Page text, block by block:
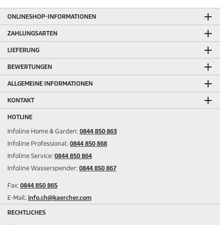
ONLINESHOP-INFORMATIONEN
ZAHLUNGSARTEN
LIEFERUNG
BEWERTUNGEN
ALLGEMEINE INFORMATIONEN
KONTAKT
HOTLINE
Infoline Home & Garden: 0844 850 863
Infoline Professional: 0844 850 868
Infoline Service: 0844 850 864
Infoline Wasserspender: 0844 850 867
Fax: 0844 850 865
E-Mail: info.ch@kaercher.com
RECHTLICHES